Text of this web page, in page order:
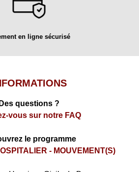
en ligne sécurisé
Des questions ?
vous sur notre FAQ
le programme
- MOUVEMENT(S)